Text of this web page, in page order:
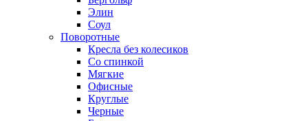
Элин
Соул
Поворотные
Кресла без колесиков
Со спинкой
Мягкие
Офисные
Круглые
Черные